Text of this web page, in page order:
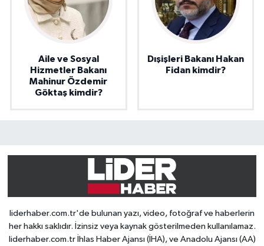
Aile ve Sosyal
Hizmetler Bakanı
Mahinur Özdemir
Göktaş kimdir?
Dışişleri Bakanı Hakan
Fidan kimdir?
liderhaber.com.tr'de bulunan yazı, video, fotoğraf ve haberlerin
her hakkı saklıdır. İzinsiz veya kaynak gösterilmeden kullanılamaz.
liderhaber.com.tr İhlas Haber Ajansı (İHA), ve Anadolu Ajansı (AA)